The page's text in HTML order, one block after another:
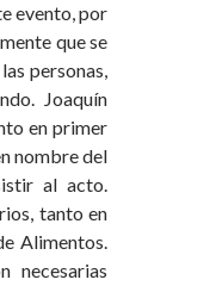
evento, por
que se
personas,
Joaquín
en primer
nombre del
al acto.
tanto en
Alimentos.
necesarias